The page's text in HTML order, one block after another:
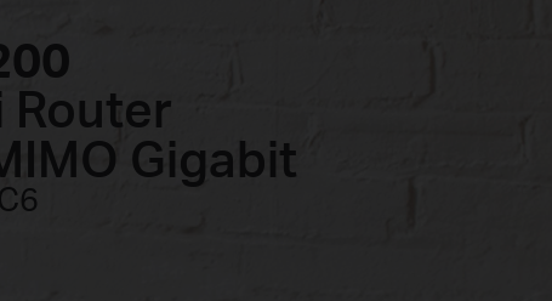
Router
Gigabit